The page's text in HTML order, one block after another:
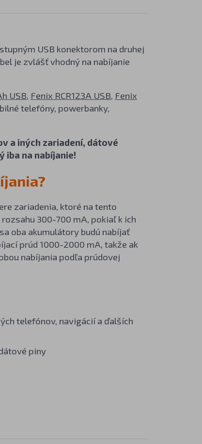
USB konektorom na druhej
je zvlášť vhodný na nabíjanie
USB, Fenix RCR123A USB, Fenix
telefóny, powerbanky,
a iných zariadení, dátové
iba na nabíjanie!
zariadenia, ktoré na tento
300-700 mA, pokiaľ k ich
oba akumulátory budú nabíjať
prúd 1000-2000 mA, takže ak
nabíjania podľa prúdovej
telefónov, navigácií a ďalších
piny